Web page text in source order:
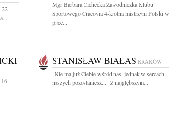
22
Mgr Barbara Cichecka Zawodniczka Klubu
Sportowego Cracovia 4-krotna mistrzyni Polski w
piłce...
16
STANISŁAW BIAŁAS KRAKÓW
"Nie ma już Ciebie wśród nas, jednak w sercach
naszych pozostaniesz..." Z najgłębszym...